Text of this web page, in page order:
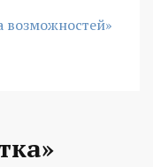
возможностей»